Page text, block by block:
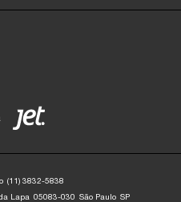
(11) 3832-5838
Lapa 05083-030 São Paulo SP